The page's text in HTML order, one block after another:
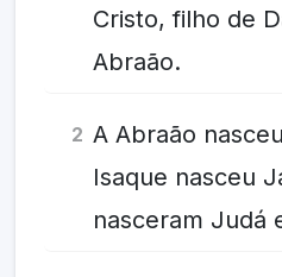
Cristo, filho de
Abraão.
2 A Abraão
Isaque nasceu
nasceram Judá